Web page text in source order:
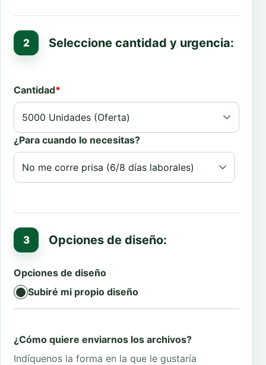
Seleccione cantidad y urgencia:
*
Cantidad
¿Para cuando lo necesitas?
Opciones de diseño:
Opciones de diseño
Subiré mi propio diseño
¿Cómo quiere enviarnos los archivos?
Indíquenos la forma en la que le gustaría